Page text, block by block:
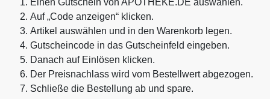
Auf „Code anzeigen“ klicken.
Artikel auswählen und in den Warenkorb legen.
Gutscheincode in das Gutscheinfeld eingeben.
Danach auf Einlösen klicken.
Der Preisnachlass wird vom Bestellwert abgezogen.
Schließe die Bestellung ab und spare.